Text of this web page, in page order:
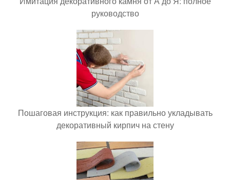
руководство
Пошаговая инструкция: как правильно укладывать
декоративный кирпич на стену